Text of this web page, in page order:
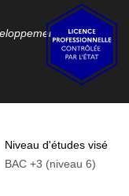
et test de
Niveau d'études visé
BAC +3 (niveau 6)